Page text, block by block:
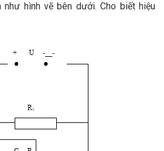
như hình vẽ bên dưới. Cho biết hiệu